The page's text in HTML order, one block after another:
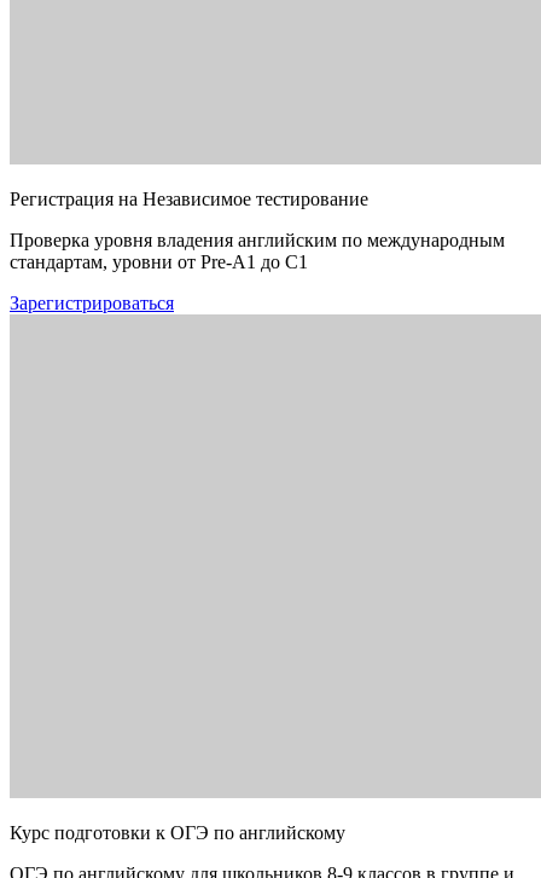
Регистрация на Независимое тестирование
Проверка уровня владения английским по международным
стандартам, уровни от Pre-A1 до C1
Зарегистрироваться
Курс подготовки к ОГЭ по английскому
ОГЭ по английскому для школьников 8-9 классов в группе и